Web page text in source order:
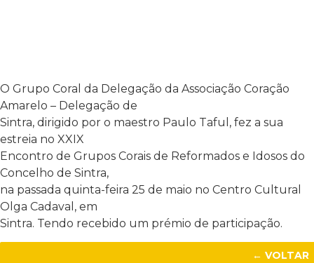
O Grupo Coral da Delegação da Associação Coração
Amarelo – Delegação de
Sintra, dirigido por o maestro Paulo Taful, fez a sua
estreia no XXIX
Encontro de Grupos Corais de Reformados e Idosos do
Concelho de Sintra,
na passada quinta-feira 25 de maio no Centro Cultural
Olga Cadaval, em
Sintra. Tendo recebido um prémio de participação.
← VOLTAR